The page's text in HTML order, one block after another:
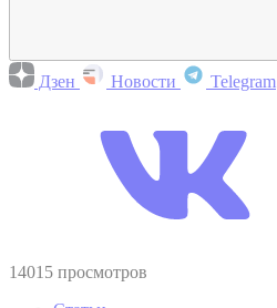
Дзен Новости Telegram
14015 просмотров